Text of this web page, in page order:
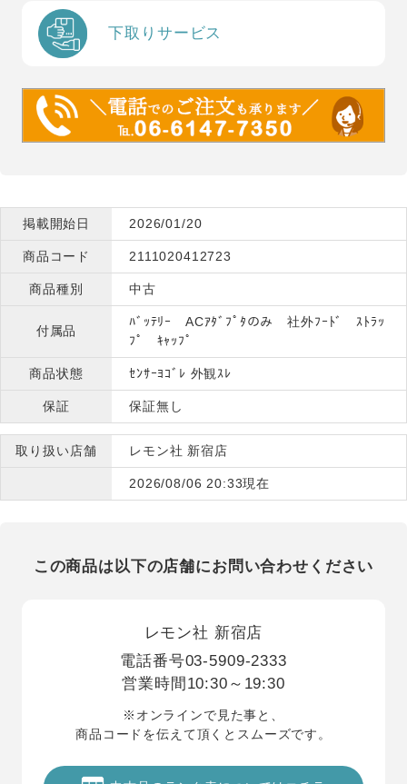
下取りサービス
掲載開始日 2026/01/20
商品コード 2111020412723
商品種別 中古
付属品
ﾊﾞｯﾃﾘｰ ACｱﾀﾞﾌﾟﾀのみ 社外ﾌｰﾄﾞ ｽﾄﾗｯ
ﾌﾟ ｷｬｯﾌﾟ
商品状態 ｾﾝｻｰﾖｺﾞﾚ 外観ｽﾚ
保証 保証無し
取り扱い店舗 レモン社 新宿店
2026/08/06 20:33現在
この商品は以下の店舗にお問い合わせください
レモン社 新宿店
電話番号03-5909-2333
営業時間 10:30～19:30
※オンラインで見た事と、
商品コードを伝えて頂くとスムーズです。